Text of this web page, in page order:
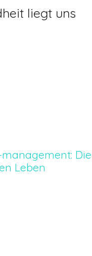
liegt uns
Die
Leben